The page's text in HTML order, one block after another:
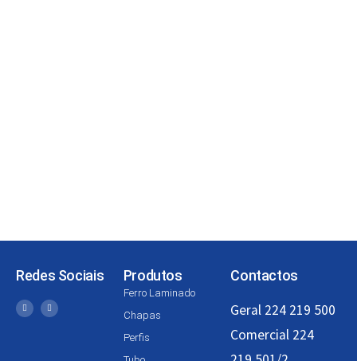
Redes Sociais Produtos
Ferro Laminado
Chapas
Perfis
Contactos
Geral 224 219 500
Comercial 224